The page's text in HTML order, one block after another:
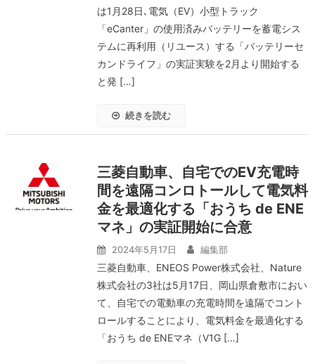
は1月28日､電気（EV）小型トラック
「eCanter」の使用済みバッテリーを蓄電シス
テムに再利用（リユース）する「バッテリーセ
カンドライフ」の実証実験を2月より開始する
と発 […]
続きを読む
三菱自動車、自宅でのEV充電時
間を遠隔コンロトールして電気料
金を最適化する「おうち de ENE
マネ」の実証開始に合意
2024年5月17日 編集部
三菱自動車、ENEOS Power株式会社、Nature
株式会社の3社は5月17日、岡山県倉敷市におい
て、自宅での電動車の充電時間を遠隔でコント
ロールすることにより、電気料金を最適化する
「おうち de ENEマネ（V1G […]